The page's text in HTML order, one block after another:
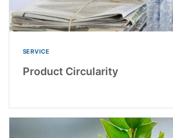
SERVICE
Product Circularity